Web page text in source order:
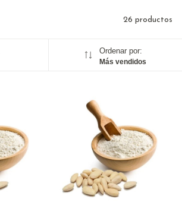
26 productos
Ordenar por:
Más vendidos